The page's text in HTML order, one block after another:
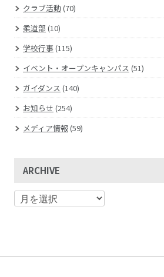
クラブ活動(70)
柔道部 (10)
学校行事(115)
イベント・オープンキャンパス (51)
ガイダンス (140)
お知らせ (254)
メディア情報(59)
ARCHIVE